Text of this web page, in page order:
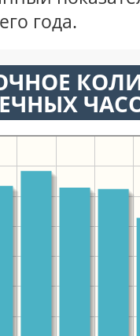
года.